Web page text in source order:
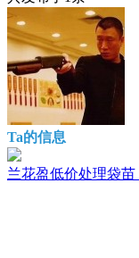
Ta的信息
兰花盈低价处理袋